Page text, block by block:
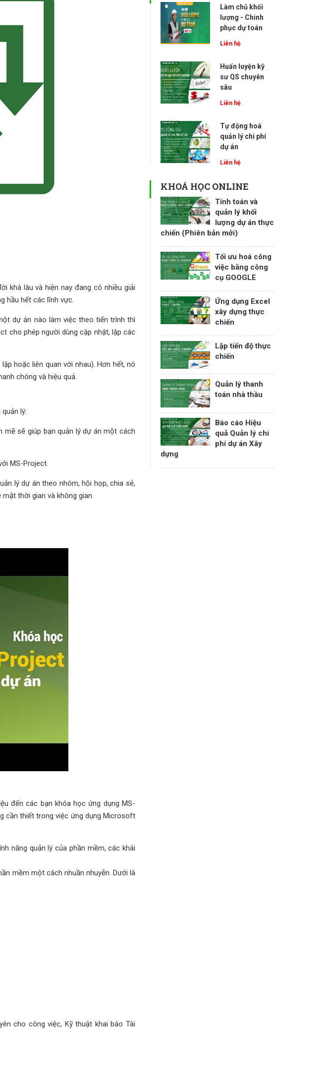
khá lâu và hiện nay đang có nhiều giải
hầu hết các lĩnh vực.
dự án nào làm việc theo tiến trình thì
cho phép người dùng cập nhật, lập các
hoặc liên quan với nhau). Hơn hết, nó
chóng và hiệu quả.
lý:
mẽ sẽ giúp bạn quản lý dự án một cách
MS-Project.
lý dự án theo nhóm, hội họp, chia sẻ,
thời gian và không gian.
đến các bạn khóa học ứng dụng MS-
cần thiết trong việc ứng dụng Microsoft
năng quản lý của phần mềm, các khái
mềm một cách nhuần nhuyễn. Dưới là
cho công việc, Kỹ thuật khai báo Tài
Làm chủ khối
lượng - Chinh
phục dự toán
Liên hệ
Huấn luyện kỹ
sư QS chuyên
sâu
Liên hệ
Tự động hoá
quản lý chi phí
dự án
Liên hệ
KHOÁ HỌC ONLINE
Tính toán và
quản lý khối
lượng dự án thực
chiến (Phiên bản mới)
Tối ưu hoá công
việc bằng công
cụ GOOGLE
Ứng dụng Excel
xây dựng thực
chiến
Lập tiến độ thực
chiến
Quản lý thanh
toán nhà thầu
Báo cáo Hiệu
quả Quản lý chi
phí dự án Xây
dựng